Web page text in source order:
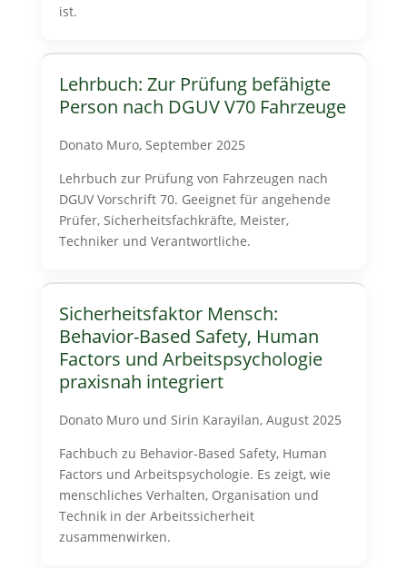
ist.
Lehrbuch: Zur Prüfung befähigte
Person nach DGUV V70 Fahrzeuge
Donato Muro, September 2025
Lehrbuch zur Prüfung von Fahrzeugen nach
DGUV Vorschrift 70. Geeignet für angehende
Prüfer, Sicherheitsfachkräfte, Meister,
Techniker und Verantwortliche.
Sicherheitsfaktor Mensch:
Behavior-Based Safety, Human
Factors und Arbeitspsychologie
praxisnah integriert
Donato Muro und Sirin Karayilan, August 2025
Fachbuch zu Behavior-Based Safety, Human
Factors und Arbeitspsychologie. Es zeigt, wie
menschliches Verhalten, Organisation und
Technik in der Arbeitssicherheit
zusammenwirken.